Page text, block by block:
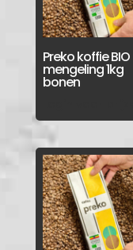
Preko koffie BIO
mengeling 1kg
bonen